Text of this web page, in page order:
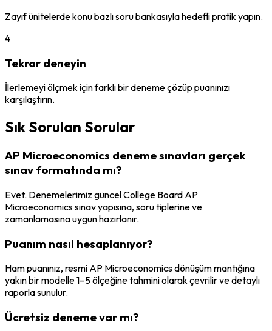
Zayıf ünitelerde konu bazlı soru bankasıyla hedefli pratik yapın.
4
Tekrar deneyin
İlerlemeyi ölçmek için farklı bir deneme çözüp puanınızı
karşılaştırın.
Sık Sorulan Sorular
AP Microeconomics deneme sınavları gerçek
sınav formatında mı?
Evet. Denemelerimiz güncel College Board AP
Microeconomics sınav yapısına, soru tiplerine ve
zamanlamasına uygun hazırlanır.
Puanım nasıl hesaplanıyor?
Ham puanınız, resmi AP Microeconomics dönüşüm mantığına
yakın bir modelle 1–5 ölçeğine tahmini olarak çevrilir ve detaylı
raporla sunulur.
Ücretsiz deneme var mı?